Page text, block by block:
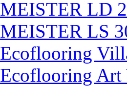
MEISTER LD
MEISTER LS
Ecoflooring
Ecoflooring Art